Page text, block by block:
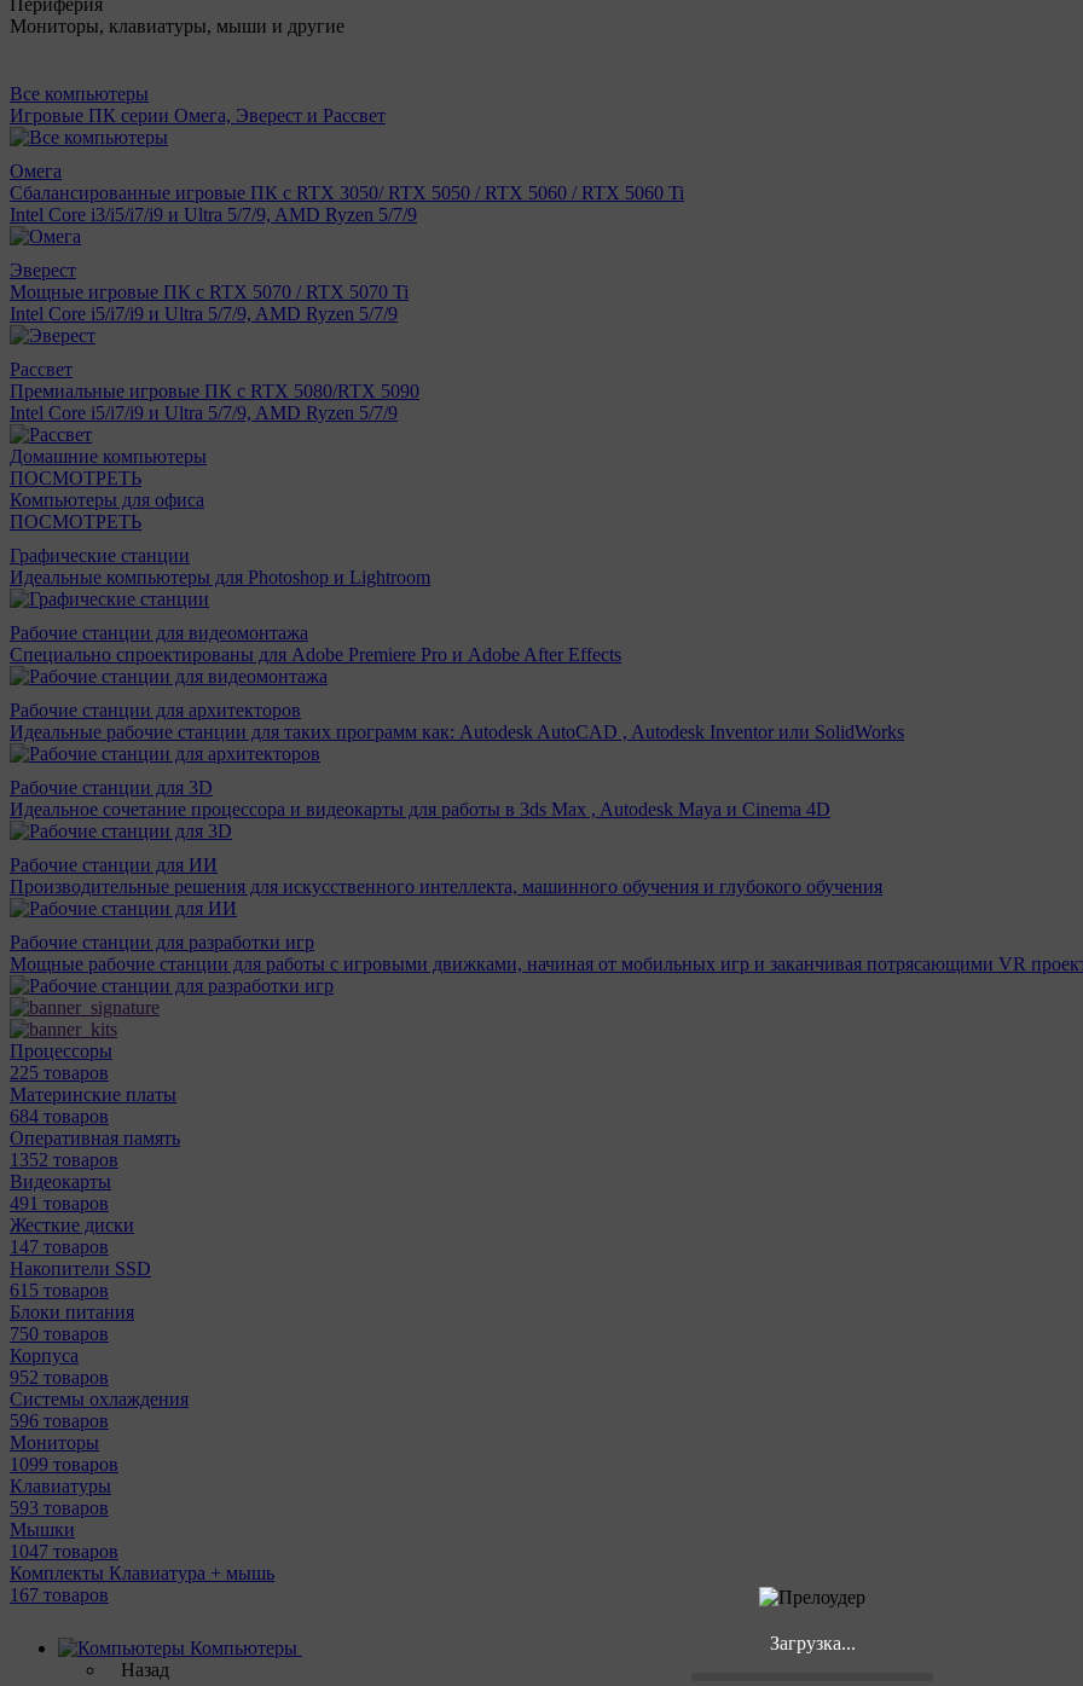
Загрузка...
Периферия
Мониторы, клавиатуры, мыши и другие
Все компьютеры
Игровые ПК серии Омега, Эверест и Рассвет
Омега
Сбалансированные игровые ПК с RTX 3050/ RTX 5050 / RTX 5060 / RTX 5060 Ti
Intel Core i3/i5/i7/i9 и Ultra 5/7/9, AMD Ryzen 5/7/9
Эверест
Мощные игровые ПК с RTX 5070 / RTX 5070 Ti
Intel Core i5/i7/i9 и Ultra 5/7/9, AMD Ryzen 5/7/9
Рассвет
Премиальные игровые ПК с RTX 5080/RTX 5090
Intel Core i5/i7/i9 и Ultra 5/7/9, AMD Ryzen 5/7/9
Домашние компьютеры
ПОСМОТРЕТЬ
Компьютеры для офиса
ПОСМОТРЕТЬ
Графические станции
Идеальные компьютеры для Photoshop и Lightroom
Рабочие станции для видеомонтажа
Специально спроектированы для Adobe Premiere Pro и Adobe After Effects
Рабочие станции для архитекторов
Идеальные рабочие станции для таких программ как: Autodesk AutoCAD , Autodesk Inventor или SolidWorks
Рабочие станции для 3D
Идеальное сочетание процессора и видеокарты для работы в 3ds Max , Autodesk Maya и Cinema 4D
Рабочие станции для ИИ
Производительные решения для искусственного интеллекта, машинного обучения и глубокого обучения
Рабочие станции для разработки игр
Мощные рабочие станции для работы с игровыми движками, начиная от мобильных игр и заканчивая потрясающими VR
Процессоры
225 товаров
Материнcкие платы
684 товаров
Оперативная память
1352 товаров
Видеокарты
491 товаров
Жесткие диски
147 товаров
Накопители SSD
615 товаров
Блоки питания
750 товаров
Корпуса
952 товаров
Системы охлаждения
596 товаров
Мониторы
1099 товаров
Клавиатуры
593 товаров
Мышки
1047 товаров
Комплекты Клавиатура + мышь
167 товаров
Компьютеры
Назад